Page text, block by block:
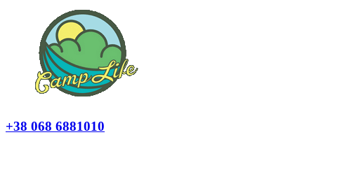
+38 068 6881010